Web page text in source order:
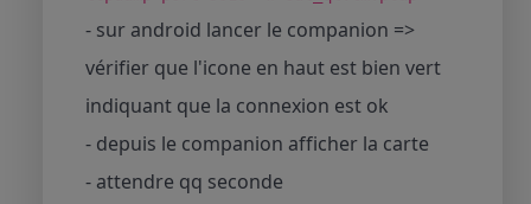
- sur android lancer le companion =>
vérifier que l'icone en haut est bien vert
indiquant que la connexion est ok
- depuis le companion afficher la carte
- attendre qq seconde